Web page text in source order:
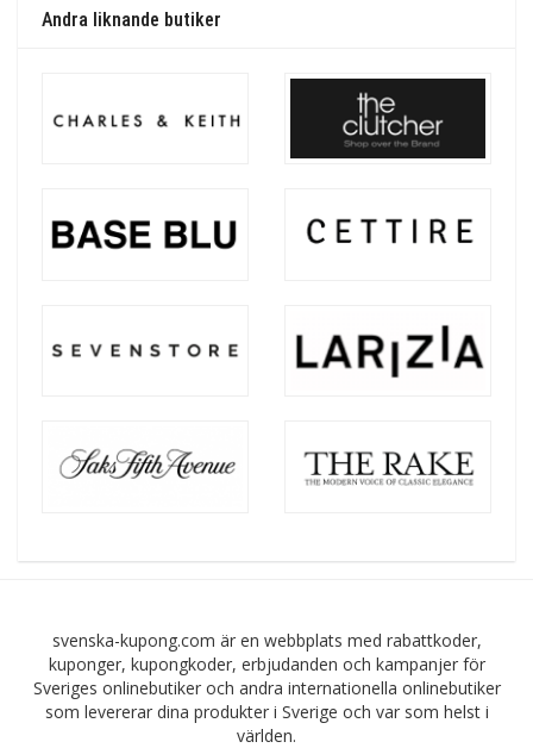
Andra liknande butiker
svenska-kupong.com är en webbplats med rabattkoder,
kuponger, kupongkoder, erbjudanden och kampanjer för
Sveriges onlinebutiker och andra internationella onlinebutiker
som levererar dina produkter i Sverige och var som helst i
världen.